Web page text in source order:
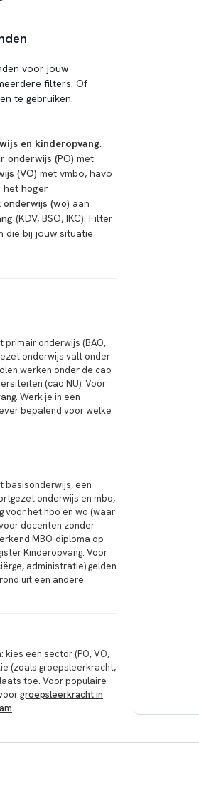
voor jouw
filters. Of
te gebruiken.
en kinderopvang.
onderwijs (PO) met
(VO) met vmbo, havo
het hoger
(wo) aan
(KDV, BSO, IKC). Filter
die bij jouw situatie
onderwijs (BAO,
onderwijs valt onder
werken onder de cao
(cao NU). Voor
Werk je in een
bepalend voor welke
basisonderwijs, een
onderwijs en mbo,
voor het hbo en wo (waar
docenten zonder
MBO-diploma op
Kinderopvang. Voor
administratie) gelden
uit een andere
een sector (PO, VO,
(zoals groepsleerkracht,
toe. Voor populaire
groepsleerkracht in
.